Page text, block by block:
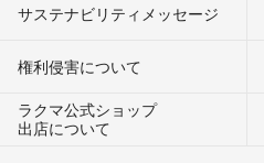
サステナビリティメッセージ
権利侵害について
ラクマ公式ショップ
出店について